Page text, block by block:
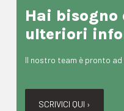
Hai bisogno
ulteriori
Il nostro team è pronto
SCRIVICI QUI ›